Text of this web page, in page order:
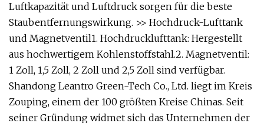
Luftkapazität und Luftdruck sorgen für die beste
Staubentfernungswirkung. >> Hochdruck-Lufttank
und Magnetventil1. Hochdrucklufttank: Hergestellt
aus hochwertigem Kohlenstoffstahl.2. Magnetventil:
1 Zoll, 1,5 Zoll, 2 Zoll und 2,5 Zoll sind verfügbar.
Shandong Leantro Green-Tech Co., Ltd. liegt im Kreis
Zouping, einem der 100 größten Kreise Chinas. Seit
seiner Gründung widmet sich das Unternehmen der